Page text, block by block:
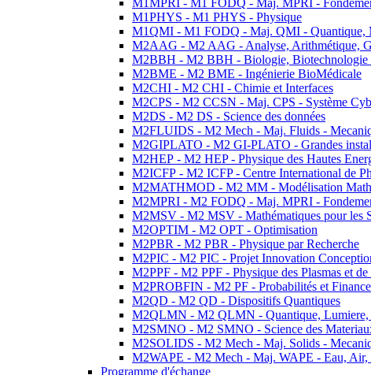
M1MPRI - M1 FODQ - Maj. MPRI -
M1PHYS - M1 PHYS - Physique
M1QMI - M1 FODQ - Maj. QMI - Quantique,
M2AAG - M2 AAG - Analyse, Arithmétique,
M2BBH - M2 BBH - Biologie, Biotechnologie
M2BME - M2 BME - Ingénierie BioMédicale
M2CHI - M2 CHI - Chimie et Interfaces
M2CPS - M2 CCSN - Maj. CPS - Système
M2DS - M2 DS - Science des données
M2FLUIDS - M2 Mech - Maj. Fluids -
M2GIPLATO - M2 GI-PLATO - Grandes
M2HEP - M2 HEP - Physique des Hautes
M2ICFP - M2 ICFP - Centre International de
M2MATHMOD - M2 MM - Modélisation
M2MPRI - M2 FODQ - Maj. MPRI -
M2MSV - M2 MSV - Mathématiques pour les
M2OPTIM - M2 OPT - Optimisation
M2PBR - M2 PBR - Physique par Recherche
M2PIC - M2 PIC - Projet Innovation
M2PPF - M2 PPF - Physique des Plasmas et de
M2PROBFIN - M2 PF - Probabilités et Finance
M2QD - M2 QD - Dispositifs Quantiques
M2QLMN - M2 QLMN - Quantique, Lumiere,
M2SMNO - M2 SMNO - Science des
M2SOLIDS - M2 Mech - Maj. Solids -
M2WAPE - M2 Mech - Maj. WAPE - Eau, Air,
Programme d'échange